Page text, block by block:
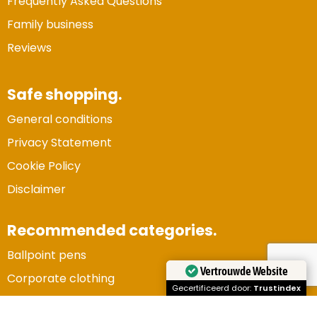
Family business
Reviews
Safe shopping.
General conditions
Privacy Statement
Cookie Policy
Disclaimer
Recommended categories.
Ballpoint pens
Corporate clothing
Vertrouwde Website
Gecertificeerd door: Trustindex